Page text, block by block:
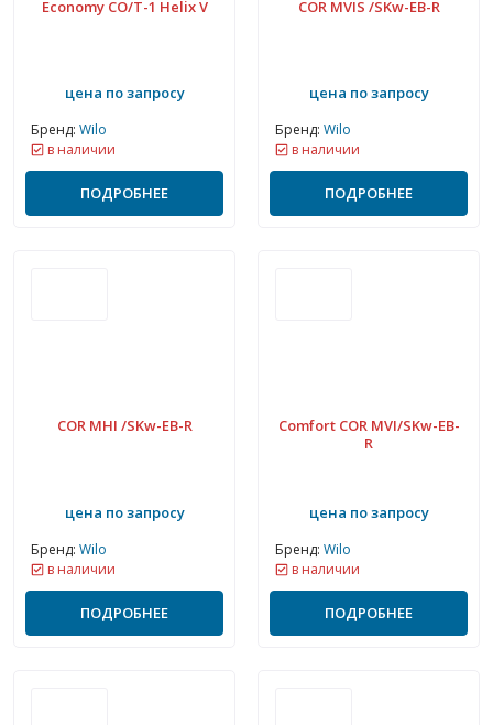
Economy CO/T-1 Helix V
цена по запросу
Бренд: Wilo
в наличии
ПОДРОБНЕЕ
COR MVIS /SKw-EB-R
цена по запросу
Бренд: Wilo
в наличии
ПОДРОБНЕЕ
COR MHI /SKw-EB-R
цена по запросу
Бренд: Wilo
в наличии
ПОДРОБНЕЕ
Comfort COR MVI/SKw-EB-
R
цена по запросу
Бренд: Wilo
в наличии
ПОДРОБНЕЕ